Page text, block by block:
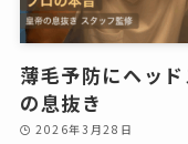
薄毛予防にヘッ
の息抜き
2026年3月28日